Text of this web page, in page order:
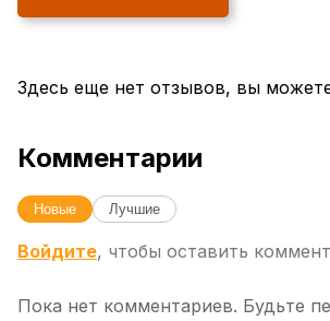
Здесь еще нет отзывов, вы
Комментарии
Новые Лучшие
Войдите, чтобы оставить
Пока нет комментариев. Будьте